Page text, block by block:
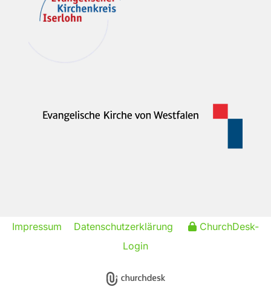
Impressum Datenschutzerklärung
ChurchDesk-
Login